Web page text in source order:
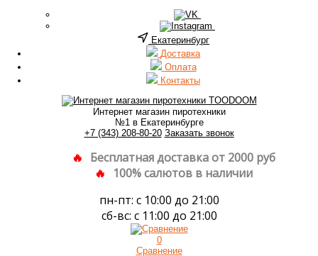
Екатеринбург
Доставка
Оплата
Контакты
Интернет магазин пиротехники
№1 в Екатеринбурге
+7 (343) 208-80-20 Заказать звонок
Бесплатная доставка от 2000 руб
100% салютов в наличии
пн-пт: с 10:00 до 21:00
сб-вс: с 11:00 до 21:00
0
Сравнение